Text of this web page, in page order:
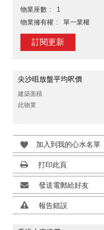
物業座數
1
物業擁有權
單一業權
訂閱更新
尖沙咀放盤平均呎價
建築面積
此物業
加入到我的心水名單
打印此頁
發送電郵給好友
報告錯誤